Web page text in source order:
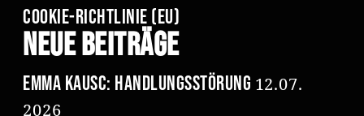
Cookie-Richtlinie (EU)
Neue Beiträge
Emma Kausc: Handlungsstörung 12.07.
2026